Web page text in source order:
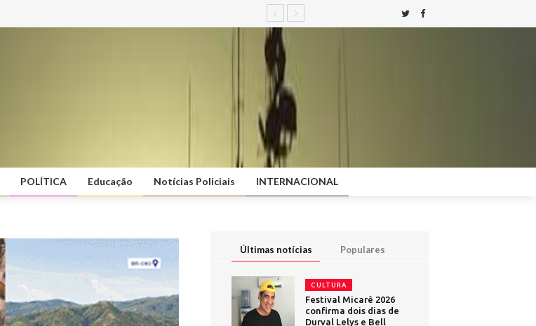
POLÍTICA Educação Notícias Policiais INTERNACIONAL
Últimas notícias Populares
CULTURA
Festival Micarê 2026
confirma dois dias de
Durval Lelys e Bell